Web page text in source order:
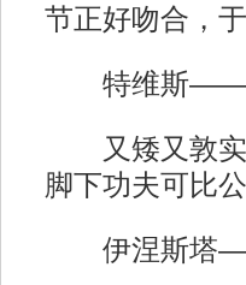
节正好吻合，
特维斯——
又矮又敦实
脚下功夫可比
伊涅斯塔